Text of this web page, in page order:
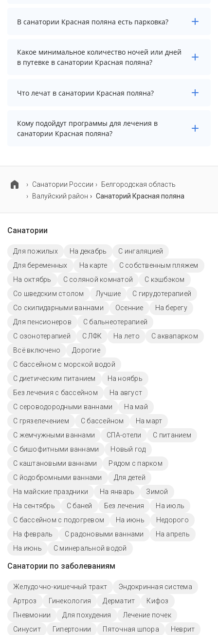
В санатории Красная поляна нет бассейна.
В санатории Красная поляна есть парковка?
В санатории Красная поляна есть парковка, уточните
информацию перед бронированием у менеджера,
возможно, услуга оплачивается отдельно.
Какое минимальное количество ночей или дней
в путевке в санатории Красная поляна?
Минимальный срок путевки зависит от выбранного
тарифа. Для тарифа с лечением рекомендуем
Что лечат в санатории Красная поляна?
Основные профили лечения в санатории: опорно-
двигательный аппарат, органы дыхания и нервная
система.
Кому подойдут программы для лечения в
санатории Красная поляна?
беременных, взрослых, детей и пенсионеров.
Cанатории России
Белгородская область
Валуйский район
Санаторий Красная поляна
Санатории
Для пожилых На декабрь
С ингаляцией
Для беременных
На карте
С собственным пляжем
На октябрь
С соляной комнатой
С кэшбэком
Со шведским столом
Лучшие
С гирудотерапией
Со скипидарными ваннами
Осенние
На берегу
Для пенсионеров
С бальнеотерапией
С озонотерапией
С ЛФК На лето
С аквапарком
Всё включено
Дорогие
С бассейном с морской водой
С диетическим питанием
На ноябрь
Без лечения с бассейном
На август
С сероводородными ваннами
На май
С грязелечением
C бассейном
На март
С жемчужными ваннами
СПА-отели
С питанием
С бишофитными ваннами
Новый год
С каштановыми ваннами
Рядом с парком
С йодобромными ваннами
Для детей
На майские праздники
На январь
Зимой
На сентябрь
С баней Без лечения
На июль
С бассейном с подогревом
На июнь
Недорого
На февраль
С радоновыми ваннами
На апрель
На июнь
С минеральной водой
Санатории по заболеваниям
Желудочно-кишечный тракт
Эндокринная система
Артроз
Гинекология Дерматит
Кифоз
Пневмонии
Для похудения
Лечение почек
Синусит
Гипертонии Пяточная шпора
Неврит